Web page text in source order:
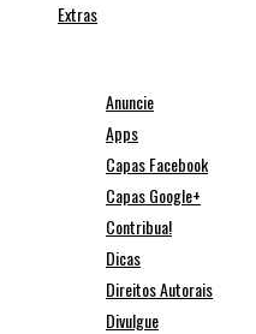
Extras
Anuncie
Apps
Capas Facebook
Capas Google+
Contribua!
Dicas
Direitos Autorais
Divulgue